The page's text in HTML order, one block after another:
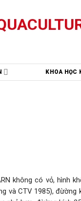
KHOA HỌC
không có vỏ, hình
và CTV 1985),